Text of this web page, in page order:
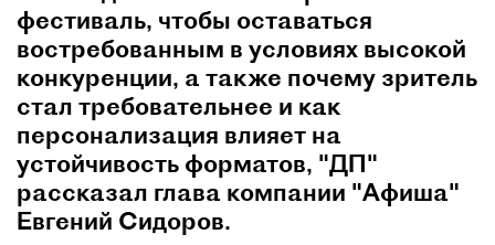
фестиваль, чтобы оставаться
востребованным в условиях высокой
конкуренции, а также почему зритель
стал требовательнее и как
персонализация влияет на
устойчивость форматов, "ДП"
рассказал глава компании "Афиша"
Евгений Сидоров.